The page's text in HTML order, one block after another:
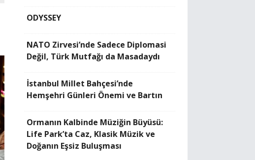
ODYSSEY
NATO Zirvesi’nde Sadece Diplomasi
Değil, Türk Mutfağı da Masadaydı
İstanbul Millet Bahçesi’nde
Hemşehri Günleri Önemi ve Bartın
Ormanın Kalbinde Müziğin Büyüsü:
Life Park’ta Caz, Klasik Müzik ve
Doğanın Eşsiz Buluşması